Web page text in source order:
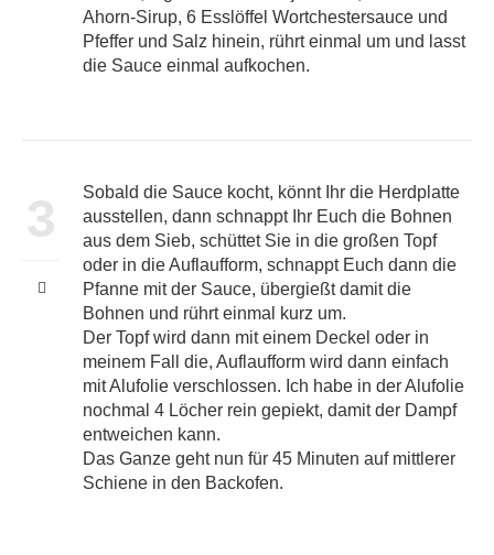
Ahorn-Sirup, 6 Esslöffel Wortchestersauce und
Pfeffer und Salz hinein, rührt einmal um und lasst
die Sauce einmal aufkochen.
3
Sobald die Sauce kocht, könnt Ihr die Herdplatte
ausstellen, dann schnappt Ihr Euch die Bohnen
aus dem Sieb, schüttet Sie in die großen Topf
oder in die Auflaufform, schnappt Euch dann die
Pfanne mit der Sauce, übergießt damit die
Bohnen und rührt einmal kurz um.
Der Topf wird dann mit einem Deckel oder in
meinem Fall die, Auflaufform wird dann einfach
mit Alufolie verschlossen. Ich habe in der Alufolie
nochmal 4 Löcher rein gepiekt, damit der Dampf
entweichen kann.
Das Ganze geht nun für 45 Minuten auf mittlerer
Schiene in den Backofen.